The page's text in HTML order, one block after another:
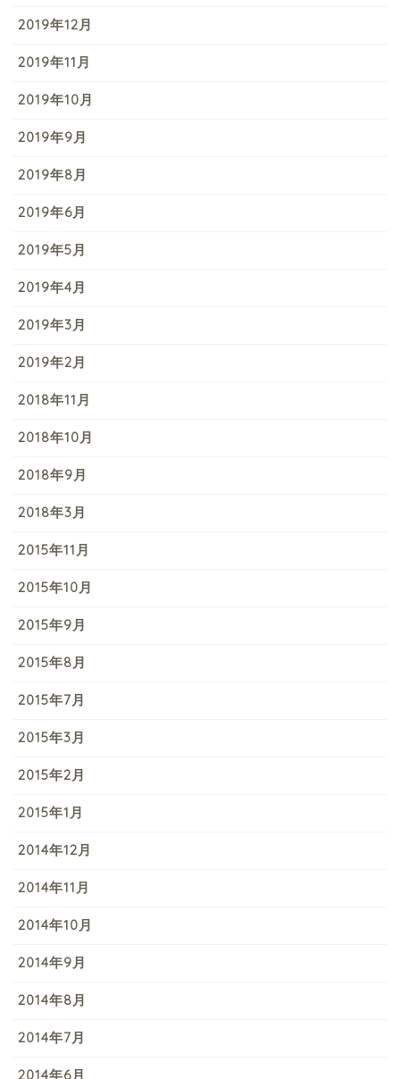
2019年12月
2019年11月
2019年10月
2019年9月
2019年8月
2019年6月
2019年5月
2019年4月
2019年3月
2019年2月
2018年11月
2018年10月
2018年9月
2018年3月
2015年11月
2015年10月
2015年9月
2015年8月
2015年7月
2015年3月
2015年2月
2015年1月
2014年12月
2014年11月
2014年10月
2014年9月
2014年8月
2014年7月
2014年6月